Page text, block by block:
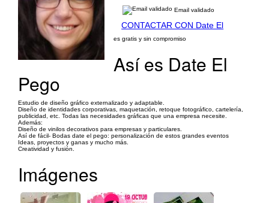
Email validado
CONTACTAR CON Date El
es gratis y sin compromiso
Así es Date El
Pego
Estudio de diseño gráfico externalizado y adaptable.
Diseño de identidades corporativas, maquetación, retoque fotográfico, cartelería,
publicidad, etc. Todas las necesidades gráficas que una empresa necesite.
Además:
Diseño de vinilos decorativos para empresas y particulares.
Así de fácil- Bodas date el pego: personalización de estos grandes eventos
Ideas, proyectos y ganas y mucho más.
Creatividad y fusión.
Imágenes